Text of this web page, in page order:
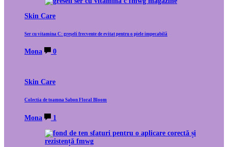
Skin Care
Ser cu vitamina C: greșeli frecvente de evitat pentru o piele impecabilă
Mona 0
Skin Care
Colectia de toamna Sabon Floral Bloom
Mona 1